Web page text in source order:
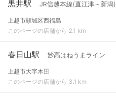
黒井駅 JR信越本線(直江津～新潟)
上越市頸城区西福島
このページの店舗から 2.1 km
春日山駅 妙高はねうまライン
上越市大字木田
このページの店舗から 3.1 km